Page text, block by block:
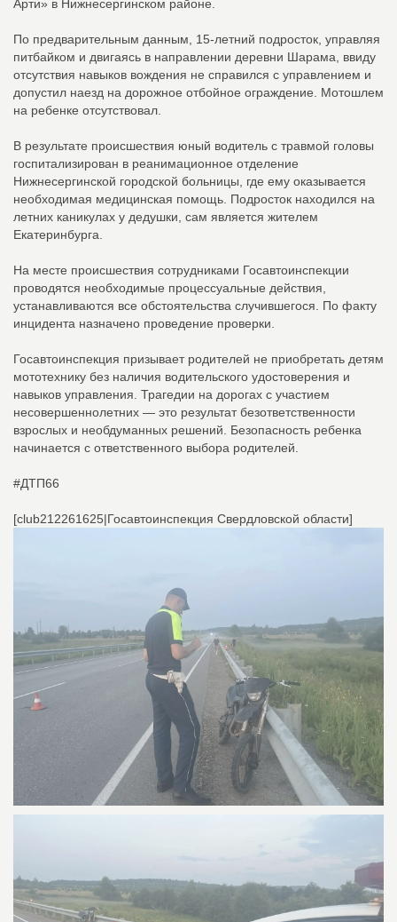
Арти» в Нижнесергинском районе.
По предварительным данным, 15-летний подросток, управляя
питбайком и двигаясь в направлении деревни Шарама, ввиду
отсутствия навыков вождения не справился с управлением и
допустил наезд на дорожное отбойное ограждение. Мотошлем
на ребенке отсутствовал.
В результате происшествия юный водитель с травмой головы
госпитализирован в реанимационное отделение
Нижнесергинской городской больницы, где ему оказывается
необходимая медицинская помощь. Подросток находился на
летних каникулах у дедушки, сам является жителем
Екатеринбурга.
На месте происшествия сотрудниками Госавтоинспекции
проводятся необходимые процессуальные действия,
устанавливаются все обстоятельства случившегося. По факту
инцидента назначено проведение проверки.
Госавтоинспекция призывает родителей не приобретать детям
мототехнику без наличия водительского удостоверения и
навыков управления. Трагедии на дорогах с участием
несовершеннолетних — это результат безответственности
взрослых и необдуманных решений. Безопасность ребенка
начинается с ответственного выбора родителей.
#ДТП66
[club212261625|Госавтоинспекция Свердловской области]